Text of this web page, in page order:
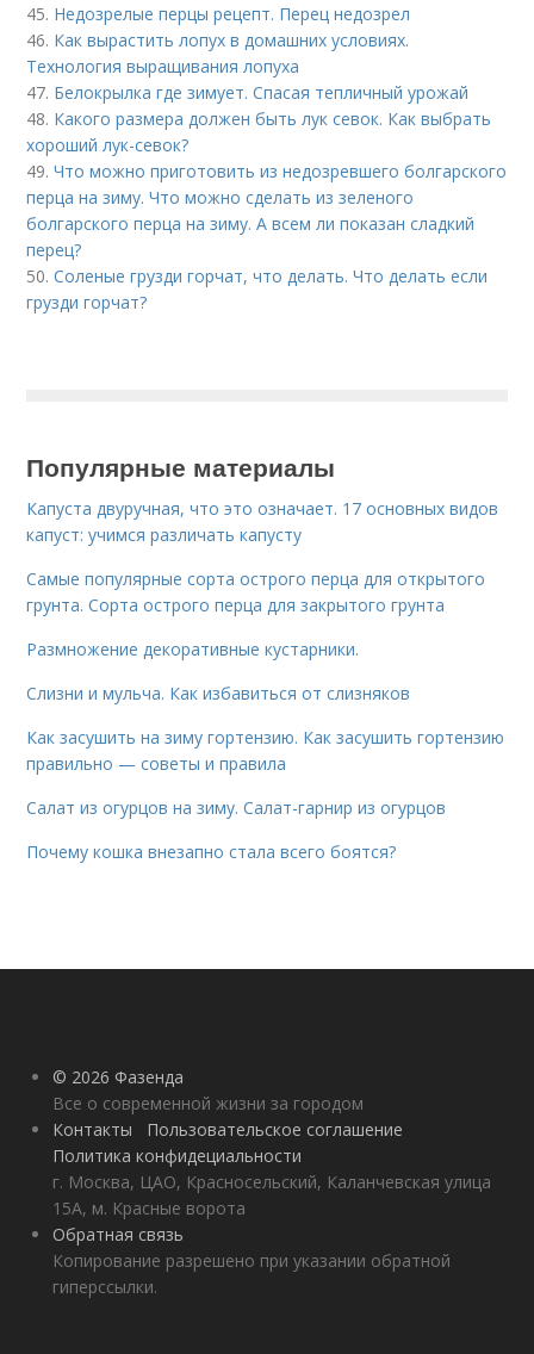
45. Недозрелые перцы рецепт. Перец недозрел
46. Как вырастить лопух в домашних условиях.
Технология выращивания лопуха
47. Белокрылка где зимует. Спасая тепличный урожай
48. Какого размера должен быть лук севок. Как выбрать
хороший лук-севок?
49.Что можно приготовить из недозревшего болгарского
перца на зиму. Что можно сделать из зеленого
болгарского перца на зиму. А всем ли показан сладкий
перец?
50.Соленые грузди горчат, что делать. Что делать если
грузди горчат?
Популярные материалы
Капуста двуручная, что это означает. 17 основных видов
капуст: учимся различать капусту
Самые популярные сорта острого перца для открытого
грунта. Сорта острого перца для закрытого грунта
Размножение декоративные кустарники.
Слизни и мульча. Как избавиться от слизняков
Как засушить на зиму гортензию. Как засушить гортензию
правильно — советы и правила
Салат из огурцов на зиму. Салат-гарнир из огурцов
Почему кошка внезапно стала всего боятся?
© 2026 Фазенда
Все о современной жизни за городом
Контакты
Пользовательское соглашение
Политика конфидециальности
г. Москва, ЦАО, Красносельский, Каланчевская улица
15А, м. Красные ворота
Обратная связь
Копирование разрешено при указании обратной
гиперссылки.